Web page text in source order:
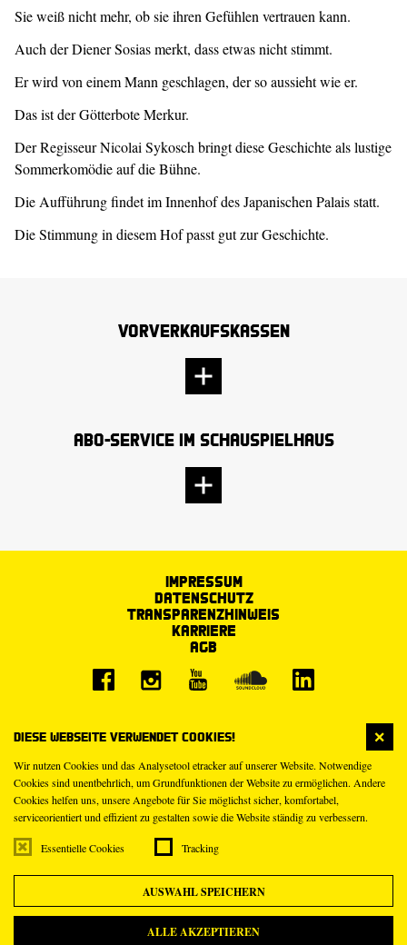
Diese Webseite verwendet Cookies!
Wir nutzen Cookies und das Analysetool etracker auf unserer Website. Notwendige
Cookies sind unentbehrlich, um Grundfunktionen der Website zu ermöglichen. Andere
Cookies helfen uns, unsere Angebote für Sie möglichst sicher, komfortabel,
serviceorientiert und effizient zu gestalten sowie die Website ständig zu verbessern.
Essentielle Cookies Tracking
AUSWAHL SPEICHERN
ALLE AKZEPTIEREN
Sie weiß nicht mehr, ob sie ihren Gefühlen vertrauen kann.
Auch der Diener Sosias merkt, dass etwas nicht stimmt.
Er wird von einem Mann geschlagen, der so aussieht wie er.
Das ist der Götterbote Merkur.
Der Regisseur Nicolai Sykosch bringt diese Geschichte als lustige
Sommerkomödie auf die Bühne.
Die Aufführung findet im Innenhof des Japanischen Palais statt.
Die Stimmung in diesem Hof passt gut zur Geschichte.
Vorverkaufskassen
Abo-Service im Schauspielhaus
Impressum
Datenschutz
Transparenzhinweis
Karriere
AGB